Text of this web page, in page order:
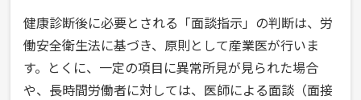
健康診断後に必要とされる「面談指示」の判断は、労
働安全衛生法に基づき、原則として産業医が行いま
す。とくに、一定の項目に異常所見が見られた場合
や、長時間労働者に対しては、医師による面談（面接